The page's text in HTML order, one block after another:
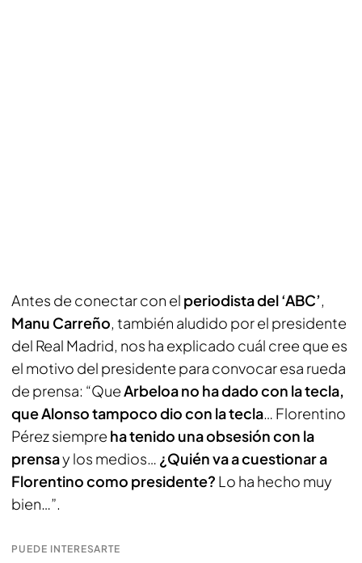
Antes de conectar con el periodista del ‘ABC’,
Manu Carreño, también aludido por el presidente
del Real Madrid, nos ha explicado cuál cree que es
el motivo del presidente para convocar esa rueda
de prensa: “QueArbeloa no ha dado con la tecla,
que Alonso tampoco dio con la tecla… Florentino
Pérez siempre ha tenido una obsesión con la
prensay los medios… ¿Quién va a cuestionar a
Florentino como presidente? Lo ha hecho muy
bien…”.
PUEDE INTERESARTE